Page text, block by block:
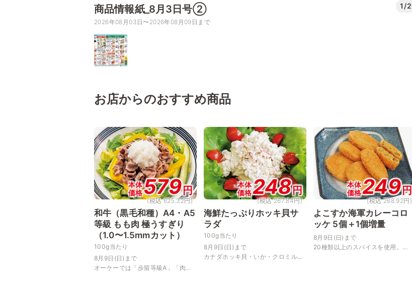
商品情報紙_8月3日号② 1/2
2026年08月03日〜2026年08月09日まで
お店からのおすすめ商品
本体
価格579 円
(税込 625.32円)
和牛（黒毛和種）A4・A5
等級 もも肉 極うすぎり
（1.0〜1.5mmカット）
100g当たり
8月9日(日)まで
オーケーでは「歩留等級A」「肉...
本体
価格248円
(税込 267.84円)
海鮮たっぷりホッキ貝サ
ラダ
100g当たり
8月9日(日)まで
カナダホッキ貝・いか・クロミル...
本体
価格249 円
(税込 268.92円)
よこすか海軍カレーコロ
ッケ 5個＋1個増量
8月9日(日)まで
20種類以上のスパイスを使用。...